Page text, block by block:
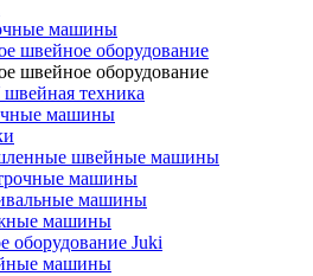
машины
швейное оборудование
швейное оборудование
техника
машины
швейные машины
машины
машины
машины
оборудование Juki
машины